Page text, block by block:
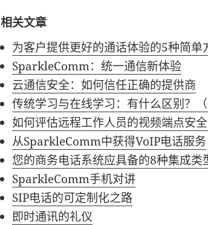
相关文章
为客户提供更好的通话体验的5种简单
SparkleComm：统一通信新体验
云通信安全：如何信任正确的提供商
传统学习与在线学习：有什么区别？（
如何评估远程工作人员的视频端点安
从SparkleComm中获得VoIP电话服务
您的商务电话系统应具备的8种集成类
SparkleComm手机对讲
SIP电话的可定制化之路
即时通讯的礼仪